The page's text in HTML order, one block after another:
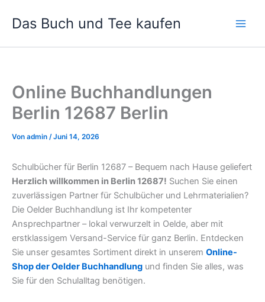
InhaltDas Buch und Tee kaufen
Online Buchhandlungen
Berlin 12687 Berlin
Von admin /Juni 14, 2026
Schulbücher für Berlin 12687 – Bequem nach Hause geliefert
Herzlich willkommen in Berlin 12687! Suchen Sie einen
zuverlässigen Partner für Schulbücher und Lehrmaterialien?
Die Oelder Buchhandlung ist Ihr kompetenter
Ansprechpartner – lokal verwurzelt in Oelde, aber mit
erstklassigem Versand-Service für ganz Berlin. Entdecken
Sie unser gesamtes Sortiment direkt in unserem Online-
Shop der Oelder Buchhandlung und finden Sie alles, was
Sie für den Schulalltag benötigen.